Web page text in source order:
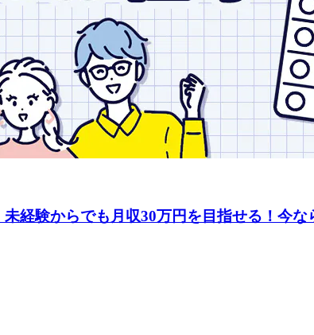
未経験からでも月収30万円を目指せる！今